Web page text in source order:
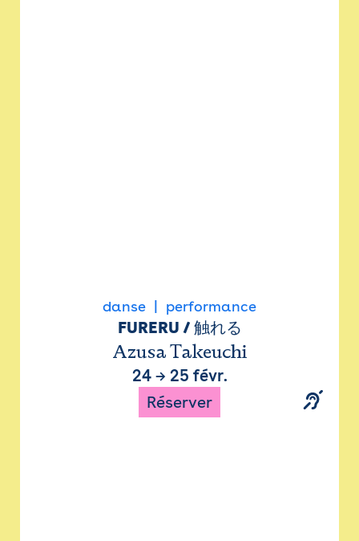
danse performance
FURERU / 触れる
Azusa Takeuchi
24→ 25 févr.
Réserver